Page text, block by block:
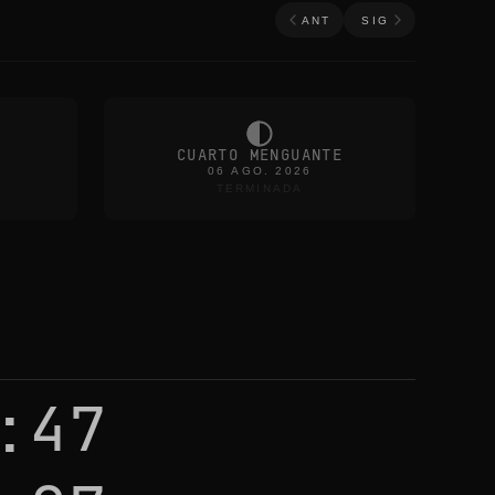
ANT SIG
CUARTO MENGUANTE
06 AGO. 2026